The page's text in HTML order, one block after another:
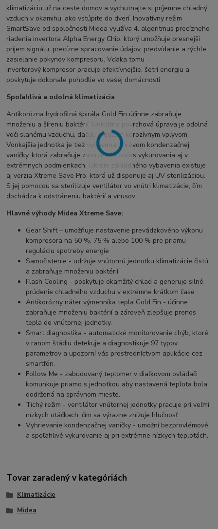
klimatizáciu už na ceste domov a vychutnajte si príjemne chladný
vzduch v okamihu, ako vstúpite do dverí. Inovatívny režim
SmartSave od spoločnosti Midea využíva 4. algoritmus precízneho
riadenia invertora Alpha Energy Chip, ktorý umožňuje presnejší
príjem signálu, precízne spracovanie údajov, predvídanie a rýchle
zasielanie pokynov kompresoru. Vďaka tomu
invertorový kompresor pracuje efektívnejšie, šetrí energiu a
poskytuje dokonalé pohodlie vo vašej domácnosti.
Spoľahlivá a odolná klimatizácia
Antikorózna hydrofilná špirála Gold Fin účinne zabraňuje
množeniu a šíreniu baktérií. Unikátna povrchová úprava je odolná
voči slanému vzduchu, dažďu a ďalším korozívnym vplyvom.
Vonkajšia jednotka je tiež vybavená ohrevom kondenzačnej
vaničky, ktorá zabraňuje zamrznutiu počas vykurovania aj v
extrémnych podmienkach. Okrem základného vybavenia existuje
aj verzia Xtreme Save Pro, ktorá už disponuje aj UV sterilizáciou.
S jej pomocou sa sterilizuje ventilátor vo vnútri klimatizácie, čím
dochádza k odstráneniu baktérií a vírusov.
Hlavné výhody Midea Xtreme Save:
Gear Shift – umožňuje nastavenie prevádzkového výkonu
kompresora na 50 %, 75 % alebo 100 % pre priamu
reguláciu spotreby energie
Samočistenie - udržuje vnútornú jednotku klimatizácie čistú
a zabraňuje množeniu baktérií
Flash Cooling - poskytuje okamžitý chlad a generuje silné
prúdenie chladného vzduchu v extrémne krátkom čase
Antikorózny náter výmenníka tepla Gold Fin - účinne
zabraňuje množeniu baktérií a zároveň zlepšuje prenos
tepla do vnútornej jednotky.
Smart diagnostika - automatické monitorovanie chýb, ktoré
v ranom štádiu detekuje a diagnostikuje 97 typov
parametrov a upozorní vás prostredníctvom aplikácie cez
smartfón.
Follow Me - zabudovaný teplomer v diaľkovom ovládači
komunkuje priamo s jednotkou aby nastavená teplota bola
dodržená na správnom mieste.
Tichý režim - ventilátor vnútornej jednotky pracuje pri veľmi
nízkych otáčkach, čím sa výrazne znižuje hlučnosť.
Vyhrievanie kondenzačnej vaničky - umožní bezprovlémové
a spoľahlivé vykurovanie aj pri extrémne nízkych teplotách.
Tovar zaradený v kategóriách
Klimatizácie
Midea